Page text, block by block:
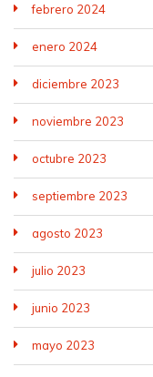
febrero 2024
enero 2024
diciembre 2023
noviembre 2023
octubre 2023
septiembre 2023
agosto 2023
julio 2023
junio 2023
mayo 2023